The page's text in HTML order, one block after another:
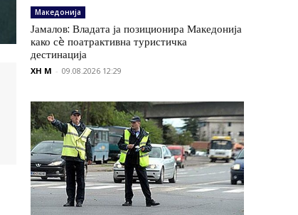
Македонија
Јамалов: Владата ја позиционира Македонија
како сè поатрактивна туристичка
дестинација
XH M - 09.08.2026 12:29